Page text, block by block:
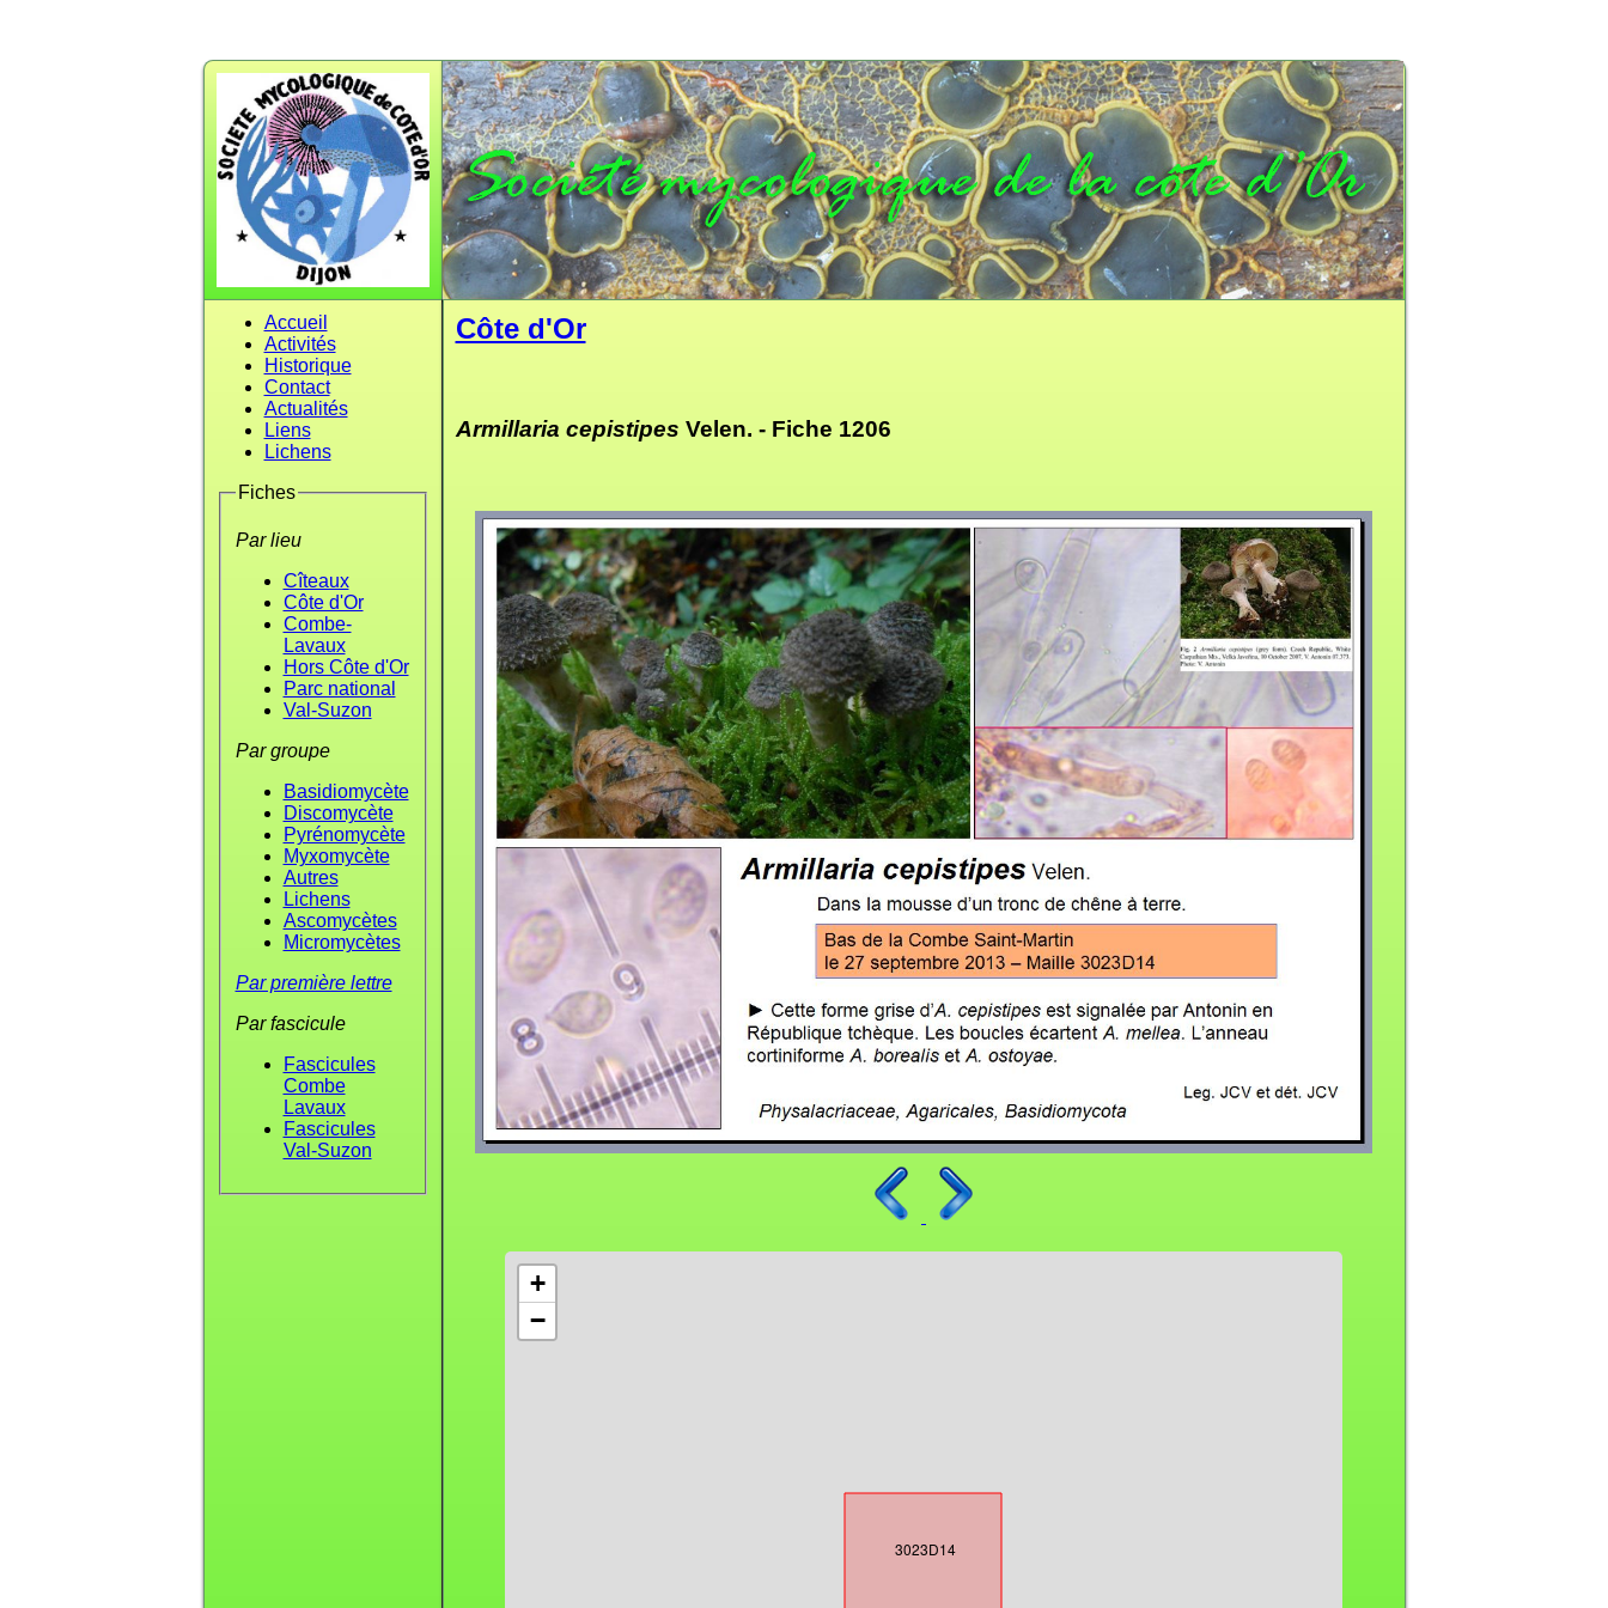
Accueil
Activités
Historique
Contact
Actualités
Liens
Lichens
Fiches
Par lieu
Cîteaux
Côte d'Or
Combe-
Lavaux
Hors Côte d'Or
Parc national
Val-Suzon
Par groupe
Basidiomycète
Discomycète
Pyrénomycète
Myxomycète
Autres
Lichens
Ascomycètes
Micromycètes
Par première lettre
Par fascicule
Fascicules
Combe
Lavaux
Fascicules
Val-Suzon
Côte d'Or
Armillaria cepistipes Velen. - Fiche 1206
3023D14
+
−